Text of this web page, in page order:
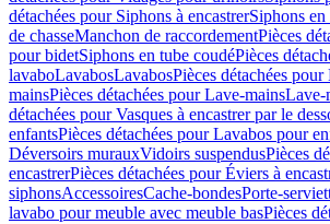
détachées pour Siphons à encastrerSiphons
de chasseManchon de raccordementPièces
pour bidetSiphons en tube coudéPièces
lavaboLavabosLavabosPièces détachées pour
mainsPièces détachées pour Lave-mainsLave-
détachées pour Vasques à encastrer par le
enfantsPièces détachées pour Lavabos pour
Déversoirs murauxVidoirs suspendusPièces
encastrerPièces détachées pour Éviers à
siphonsAccessoiresCache-bondesPorte-
lavabo pour meuble avec meuble basPièces